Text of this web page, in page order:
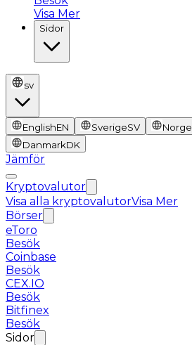
Visa Mer
Sidor
sv
EnglishEN SverigeSV Norge
DanmarkDK
Jämför
Kryptovalutor
Visa alla kryptovalutorVisa Mer
Börser
eToro
Besök
Coinbase
Besök
CEX.IO
Besök
Bitfinex
Besök
Sidor